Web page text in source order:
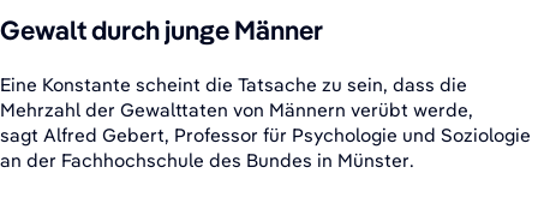
Gewalt durch junge Männer
Eine Konstante scheint die Tatsache zu sein, dass die
Mehrzahl der Gewalttaten von Männern verübt werde,
sagt Alfred Gebert, Professor für Psychologie und Soziologie
an der Fachhochschule des Bundes in Münster.